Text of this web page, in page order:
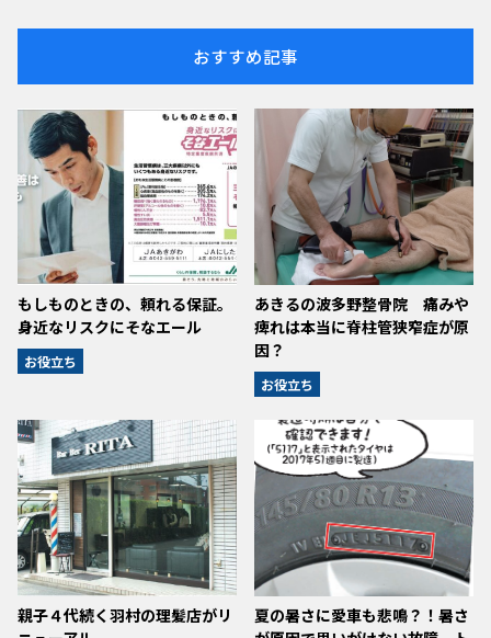
おすすめ記事
もしものときの、頼れる保証。
身近なリスクにそなエール
お役立ち
あきるの波多野整骨院 痛みや
痺れは本当に脊柱管狭窄症が原
因？
お役立ち
親子４代続く羽村の理髪店がリ
夏の暑さに愛車も悲鳴？！暑さ